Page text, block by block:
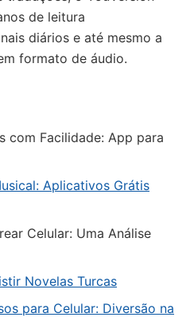
de leitura
diários e até mesmo a
formato de áudio.
com Facilidade: App para
Aplicativos Grátis
Celular: Uma Análise
Novelas Turcas
para Celular: Diversão na